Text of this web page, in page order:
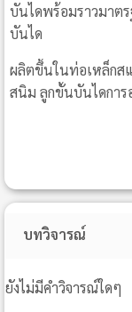
บันไดพร้อมราวมาต
บันได
ผลิตขึ้นในท่อเหล็กส
สนิม ลูกขั้นบันไดกา
บทวิจารณ์
ยังไม่มีคำวิจารณ์ใดๆ